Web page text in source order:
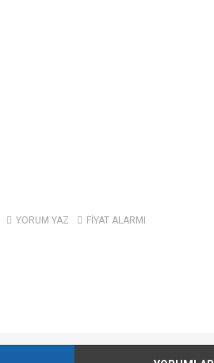
YORUM YAZ FİYAT ALARMI